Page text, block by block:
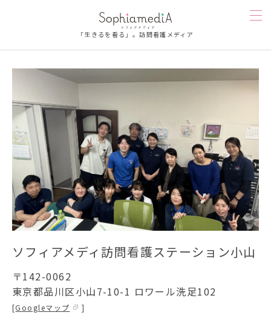
「生きるを看る」。訪問看護メディア
人を知る
漫画
お楽しみ
お悩み相談
ソフィアメディアについて
ソフィアメディ訪問看護ステーション小山
〒142-0062
東京都品川区小山7-10-1 ロワール洗足102
[Googleマップ ]